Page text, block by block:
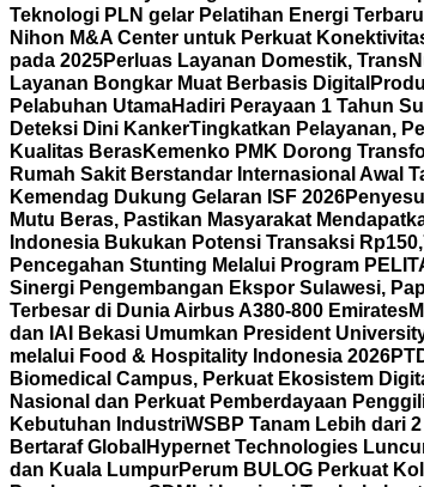
Teknologi PLN gelar Pelatihan Energi
Nihon M&A Center untuk Perkuat
pada 2025Perluas Layanan Domestik,
Layanan Bongkar Muat Berbasis Digital
Pelabuhan UtamaHadiri Perayaan 1 Tahun
Deteksi Dini KankerTingkatkan Pelayanan,
Kualitas BerasKemenko PMK Dorong
Rumah Sakit Berstandar Internasional Awal
Kemendag Dukung Gelaran ISF 2026
Mutu Beras, Pastikan Masyarakat
Indonesia Bukukan Potensi Transaksi
Pencegahan Stunting Melalui Program
Sinergi Pengembangan Ekspor Sulawesi,
Terbesar di Dunia Airbus A380-800 Emirates
dan IAI Bekasi Umumkan President
melalui Food & Hospitality Indonesia 2026
Biomedical Campus, Perkuat Ekosistem
Nasional dan Perkuat Pemberdayaan
Kebutuhan IndustriWSBP Tanam Lebih dari
Bertaraf Global Hypernet Technologies
dan Kuala LumpurPerum BULOG Perkuat